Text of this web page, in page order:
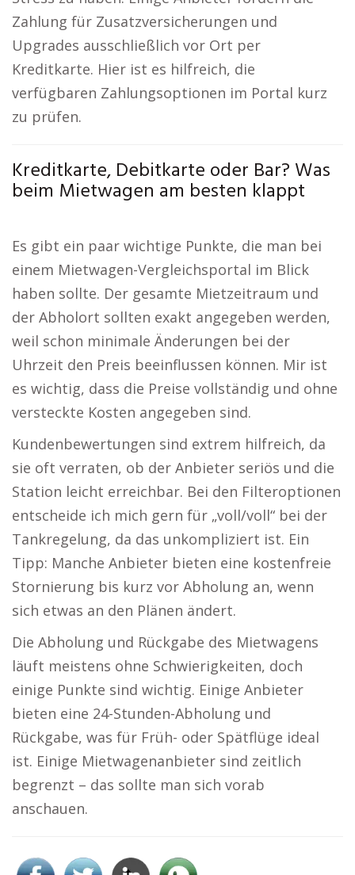
Zahlung für Zusatzversicherungen und
Upgrades ausschließlich vor Ort per
Kreditkarte. Hier ist es hilfreich, die
verfügbaren Zahlungsoptionen im Portal kurz
zu prüfen.
Kreditkarte, Debitkarte oder Bar? Was
beim Mietwagen am besten klappt
Es gibt ein paar wichtige Punkte, die man bei
einem Mietwagen-Vergleichsportal im Blick
haben sollte. Der gesamte Mietzeitraum und
der Abholort sollten exakt angegeben werden,
weil schon minimale Änderungen bei der
Uhrzeit den Preis beeinflussen können. Mir ist
es wichtig, dass die Preise vollständig und ohne
versteckte Kosten angegeben sind.
Kundenbewertungen sind extrem hilfreich, da
sie oft verraten, ob der Anbieter seriös und die
Station leicht erreichbar. Bei den Filteroptionen
entscheide ich mich gern für „voll/voll“ bei der
Tankregelung, da das unkompliziert ist. Ein
Tipp: Manche Anbieter bieten eine kostenfreie
Stornierung bis kurz vor Abholung an, wenn
sich etwas an den Plänen ändert.
Die Abholung und Rückgabe des Mietwagens
läuft meistens ohne Schwierigkeiten, doch
einige Punkte sind wichtig. Einige Anbieter
bieten eine 24-Stunden-Abholung und
Rückgabe, was für Früh- oder Spätflüge ideal
ist. Einige Mietwagenanbieter sind zeitlich
begrenzt – das sollte man sich vorab
anschauen.